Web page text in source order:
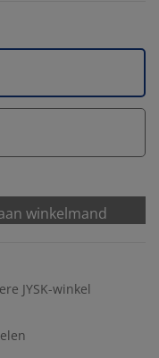
winkelmand
JYSK-winkel